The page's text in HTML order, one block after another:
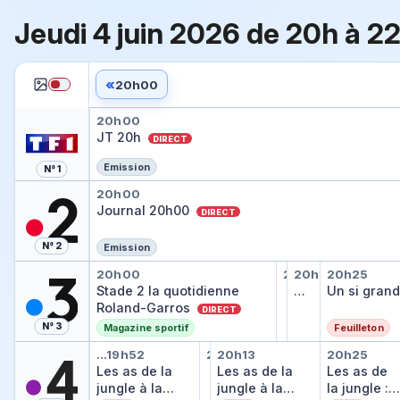
Jeudi 4 juin 2026 de 20h à
«20h00
N° 1
JT 20h
20h00
JT 20h DIRECT
Emission
N° 2
Journal 20h00
20h00
Journal 20h00 DIRECT
Emission
N° 3
Stade 2 la quotidienne Roland-
20h00
Stade 2 la quotidienne
Roland-Garros
DIRECT
Magazine sportif
Météo
20h20
Météo régionale
Le journal
20h21
Le journal des
…
Un si
20h25
Un si
Feuilleton
Les as de la jungle à la
…19h52
Les as de la
jungle à la
Les as de la jungle
20h12
Les as de la jungle à la
Les as de la jungle
20h13
Les as de la
jungle à la
Les as
20h25
Les as de
la jungle :